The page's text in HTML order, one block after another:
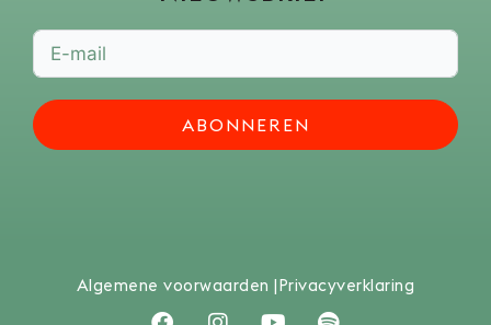
ABONNEREN
F
I
Y
S
Algemene voorwaarden |Privacyverklaring